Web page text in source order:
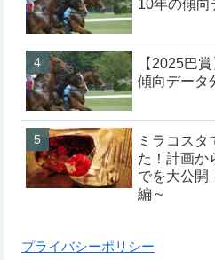
10年の傾向
【2025巴
傾向データ
ミラコスタ
た！計画か
でを大公開
編～
プライバシーポリシー